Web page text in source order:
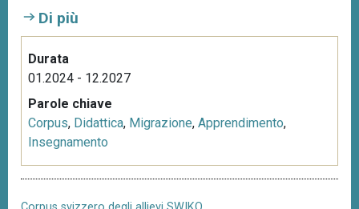
Di più
Durata
01.2024 - 12.2027
Parole chiave
Corpus, Didattica, Migrazione, Apprendimento,
Insegnamento